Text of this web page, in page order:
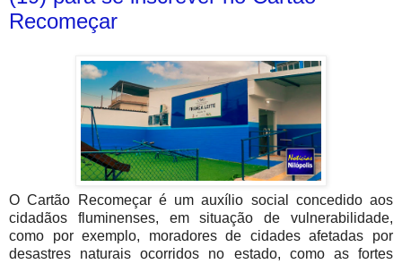
Recomeçar
O Cartão Recomeçar é um auxílio social concedido aos
cidadãos fluminenses, em situação de vulnerabilidade,
como por exemplo, moradores de cidades afetadas por
desastres naturais ocorridos no estado, como as fortes